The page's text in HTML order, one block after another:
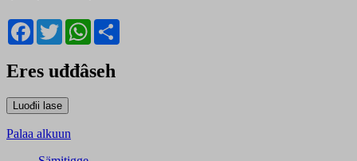
Facebook
TwitterWhatsApp
Eres uđđâseh
Palaa alkuun